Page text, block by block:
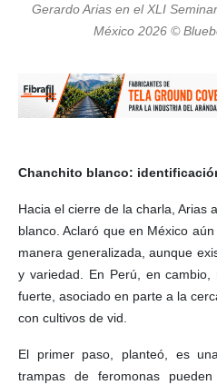
Gerardo Arias en el XLI
México 2026 ©
Chanchito blanco:
Hacia el cierre de la charla, Arias
blanco. Aclaró que en México
manera generalizada, aunque
y variedad. En Perú, en
fuerte, asociado en parte a la
con cultivos de vid.
El primer paso, planteó, es
trampas de feromonas